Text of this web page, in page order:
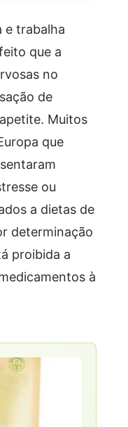
e trabalha
que a
no
de
Muitos
que
ou
a dietas de
determinação
proibida a
à